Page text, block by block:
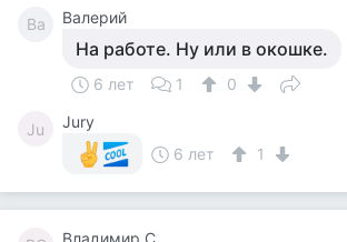
Ва Валерий
На работе. Ну или в окошке.
6 лет 1 0
Ju
Jury
6 лет
1
Владимир С